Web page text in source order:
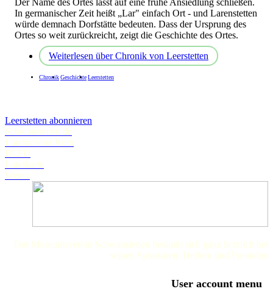
Der Name des Ortes lässt auf eine frühe Ansiedlung schließen.
In germanischer Zeit heißt „Lar" einfach Ort - und Larenstetten
würde demnach Dorfstätte bedeuten. Dass der Ursprung des
Ortes so weit zurückreicht, zeigt die Geschichte des Ortes.
Weiterlesen über Chronik von Leerstetten
ChronikGeschichteLeerstetten
Leerstetten abonnieren
Schwanstetten.de
Landratsamt Roth
BLFD
Landkarte
Wetter
Der Museumsverein Schwanstetten bedankt sich ganz herzlich bei
seinen Sponsoren, Helfern und Freunden
User account menu